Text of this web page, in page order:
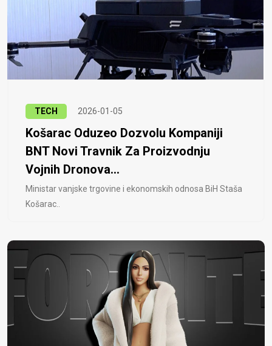
TECH 2026-01-05
Košarac Oduzeo Dozvolu Kompaniji
BNT Novi Travnik Za Proizvodnju
Vojnih Dronova...
Ministar vanjske trgovine i ekonomskih odnosa BiH Staša
Košarac..